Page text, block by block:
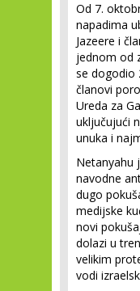
Od 7.
napadima
Jazeere i
jednom od
se dogodio
članovi
Ureda za
uključujući
unuka i
Netanyahu
navodne
dugo
medijske
novi
dolazi u
velikim
vodi